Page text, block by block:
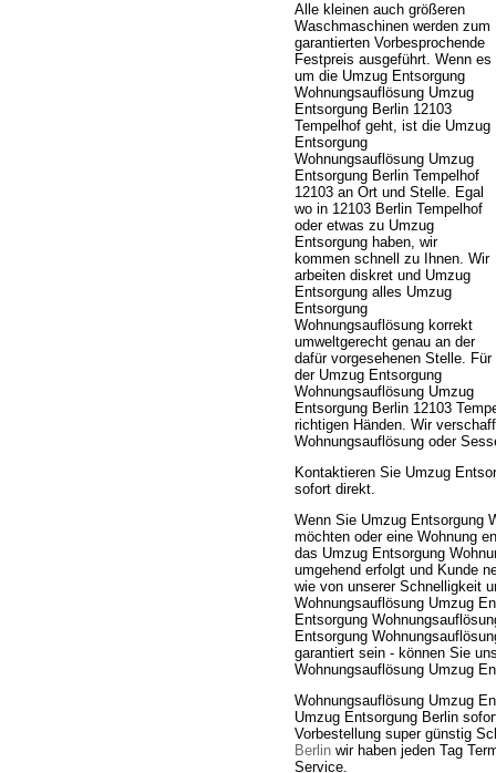
Alle kleinen auch größeren
Waschmaschinen werden zum
garantierten Vorbesprochende
Festpreis ausgeführt. Wenn es
um die Umzug Entsorgung
Wohnungsauflösung Umzug
Entsorgung Berlin 12103
Tempelhof geht, ist die Umzug
Entsorgung
Wohnungsauflösung Umzug
Entsorgung Berlin Tempelhof
12103 an Ort und Stelle. Egal
wo in 12103 Berlin Tempelhof
oder etwas zu Umzug
Entsorgung haben, wir
kommen schnell zu Ihnen. Wir
arbeiten diskret und Umzug
Entsorgung alles Umzug
Entsorgung
Wohnungsauflösung korrekt
umweltgerecht genau an der
dafür vorgesehenen Stelle. Für
der Umzug Entsorgung
Wohnungsauflösung Umzug
Entsorgung Berlin 12103
richtigen Händen. Wir
Wohnungsauflösung oder
Kontaktieren Sie Umzug
sofort direkt.
Wenn Sie Umzug Entsorgung
möchten oder eine Wohnung
das Umzug Entsorgung
umgehend erfolgt und Kunde
wie von unserer Schnelligkeit
Wohnungsauflösung Umzug
Entsorgung
Entsorgung
garantiert sein - können Sie
Wohnungsauflösung Umzug
Wohnungsauflösung Umzug
Umzug Entsorgung Berlin
Vorbestellung super günstig
Berlin wir haben jeden Tag
Service.